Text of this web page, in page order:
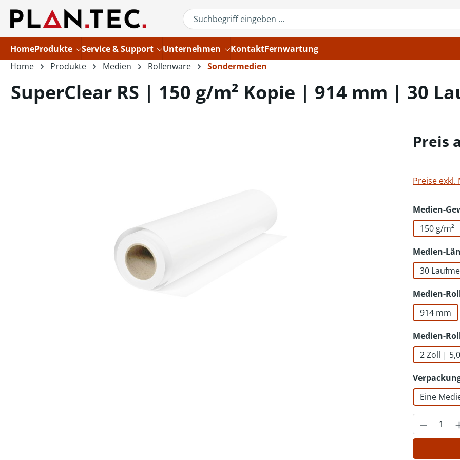
Hauptinhalt springen
Zur Suche springen
HomeProdukte Service & Support Unternehmen KontaktFernwartung
Home
Produkte Medien Rollenware Sondermedien
SuperClear RS | 150 g/m² Kopie | 914 mm | 30
Preis
Preise exkl.
Medien-
150 g/m²
Medien-
30
Medien-
914 mm
Medien-
2 Zoll |
Eine